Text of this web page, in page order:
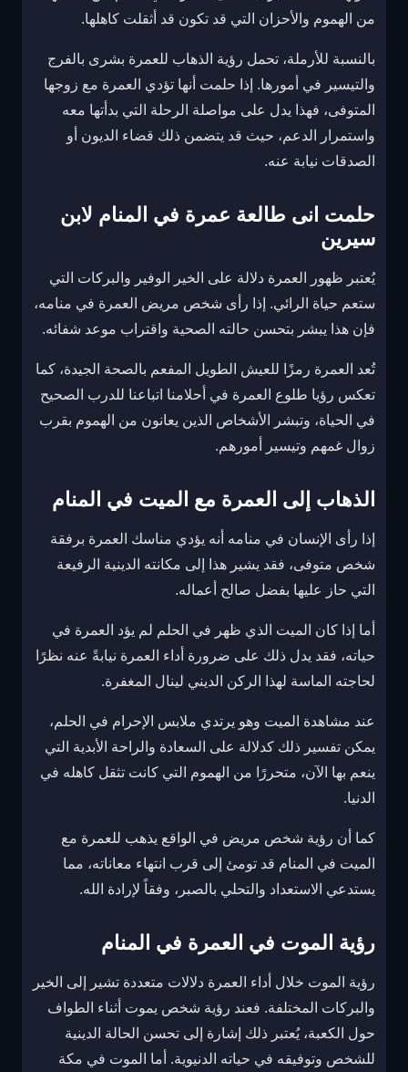
من الهموم والأحزان التي قد تكون قد أثقلت كاهلها.
بالنسبة للأرملة، تحمل رؤية الذهاب للعمرة بشرى بالفرج
والتيسير في أمورها. إذا حلمت أنها تؤدي العمرة مع زوجها
المتوفى، فهذا يدل على مواصلة الرحلة التي بدأتها معه
واستمرار الدعم، حيث قد يتضمن ذلك قضاء الديون أو
الصدقات نيابة عنه.
حلمت انى طالعة عمرة في المنام لابن
سيرين
يُعتبر ظهور العمرة دلالة على الخير الوفير والبركات التي
ستعم حياة الرائي. إذا رأى شخص مريض العمرة في منامه،
فإن هذا يبشر بتحسن حالته الصحية واقتراب موعد شفائه.
تُعد العمرة رمزًا للعيش الطويل المفعم بالصحة الجيدة، كما
تعكس رؤيا طلوع العمرة في أحلامنا اتباعنا للدرب الصحيح
في الحياة، وتبشر الأشخاص الذين يعانون من الهموم بقرب
زوال غمهم وتيسير أمورهم.
الذهاب إلى العمرة مع الميت في المنام
إذا رأى الإنسان في منامه أنه يؤدي مناسك العمرة برفقة
شخص متوفى، فقد يشير هذا إلى مكانته الدينية الرفيعة
التي حاز عليها بفضل صالح أعماله.
أما إذا كان الميت الذي ظهر في الحلم لم يؤد العمرة في
حياته، فقد يدل ذلك على ضرورة أداء العمرة نيابةً عنه نظرًا
لحاجته الماسة لهذا الركن الديني لينال المغفرة.
عند مشاهدة الميت وهو يرتدي ملابس الإحرام في الحلم،
يمكن تفسير ذلك كدلالة على السعادة والراحة الأبدية التي
ينعم بها الآن، متحررًا من الهموم التي كانت تثقل كاهله في
الدنيا.
كما أن رؤية شخص مريض في الواقع يذهب للعمرة مع
الميت في المنام قد تومئ إلى قرب انتهاء معاناته، مما
يستدعي الاستعداد والتحلي بالصبر، وفقاً لإرادة الله.
رؤية الموت في العمرة في المنام
رؤية الموت خلال أداء العمرة دلالات متعددة تشير إلى الخير
والبركات المختلفة. فعند رؤية شخص يموت أثناء الطواف
حول الكعبة، يُعتبر ذلك إشارة إلى تحسن الحالة الدينية
للشخص وتوفيقه في حياته الدنيوية. أما الموت في مكة